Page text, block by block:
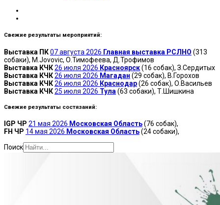
Свежие результаты мероприятий:
Выставка ПК07 августа 2026 Главная выставка РСЛНО (313
собаки), M.Jovovic, О.Тимофеева, Д.Трофимов
Выставка КЧК26 июля 2026 Красноярск(16 собак), З.Сердитых
Выставка КЧК26 июля 2026 Магадан (29 собак), В.Горохов
Выставка КЧК26 июля 2026 Краснодар(26 собак), О.Васильев
Выставка КЧК25 июля 2026 Тула (63 собаки), Т.Шишкина
Свежие результаты состязаний:
IGP ЧР 21 мая 2026 Московская Область(76 собак),
FH ЧР 14 мая 2026 Московская Область(24 собаки),
Поиск